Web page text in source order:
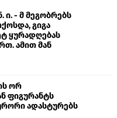
ი. - მ მეგობრებს
გიგა
ყურადღებას
ამით მან
ავალიანს“
ორ
ფიგურანტს
ადასტურებს